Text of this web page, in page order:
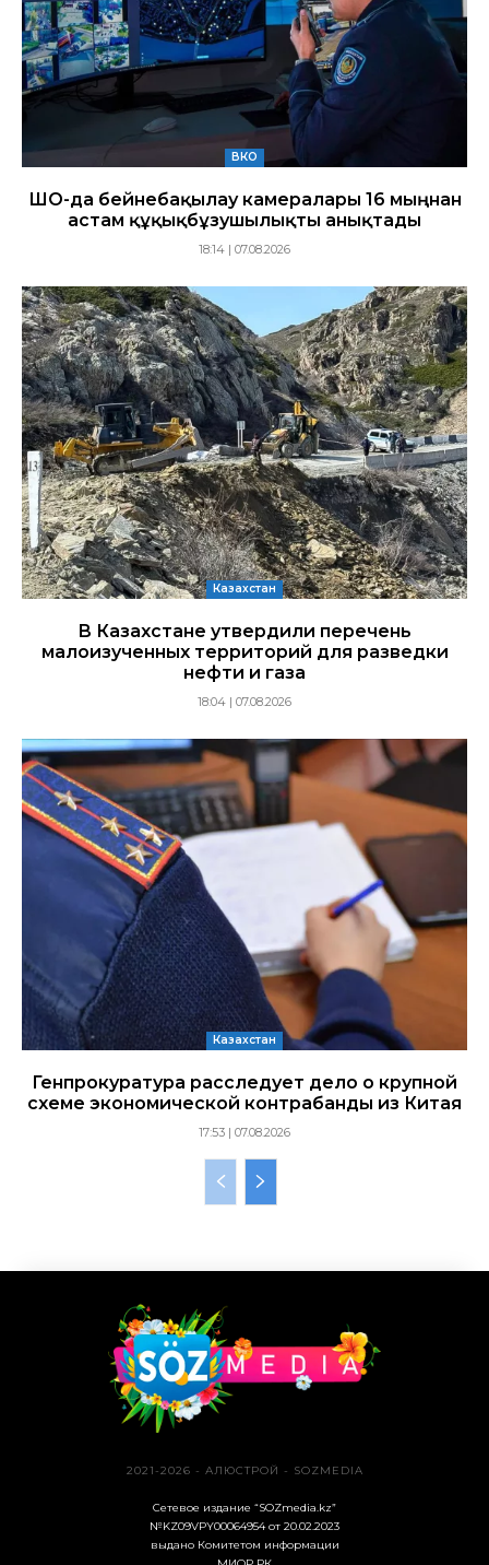
ВКО
ШҚО-да бейнебақылау камералары 16 мыңнан
астам құқықбұзушылықты анықтады
18:14 | 07.08.2026
Казахстан
В Казахстане утвердили перечень
малоизученных территорий для разведки
нефти и газа
18:04 | 07.08.2026
Казахстан
Генпрокуратура расследует дело о крупной
схеме экономической контрабанды из Китая
17:53 | 07.08.2026
2021-2026 - АЛЮСТРОЙ - SOZMEDIA
Сетевое издание “SOZmedia.kz”
№KZ09VPY00064954 от 20.02.2023
выдано Комитетом информации